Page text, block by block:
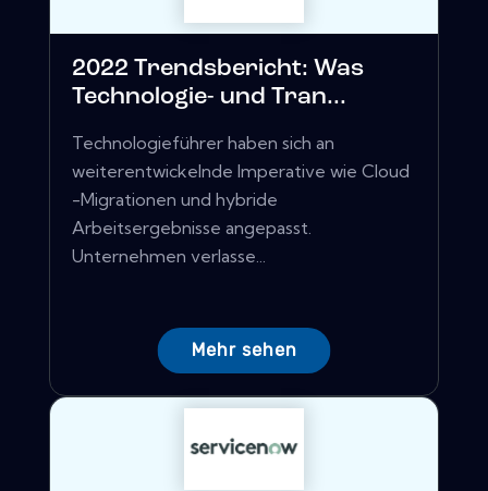
2022 Trendsbericht: Was
Technologie- und Tran...
Technologieführer haben sich an
weiterentwickelnde Imperative wie Cloud
-Migrationen und hybride
Arbeitsergebnisse angepasst.
Unternehmen verlasse...
Mehr sehen